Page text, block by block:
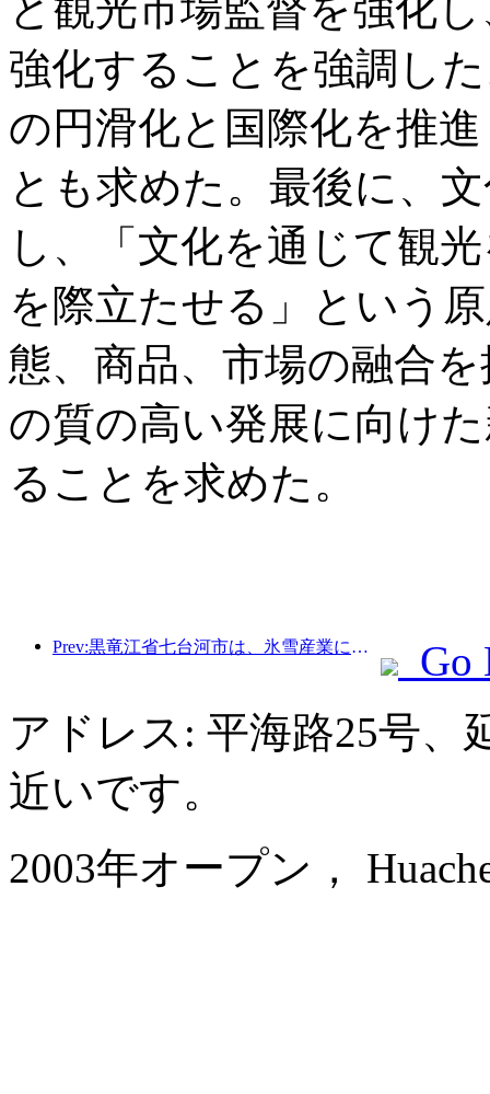
強化することを強調し
の円滑化と国際化を推
とも求めた。最後に、
し、「文化を通じて観
を際立たせる」という
態、商品、市場の融合
の質の高い発展に向け
ることを求めた。
Prev:黒竜江省七台河市は、氷雪産業に関する全国初の条例を公布し、AIと氷雪スポーツの融合を奨励した。
Go
アドレス: 平海路25号、
近いです。
2003年オープン，